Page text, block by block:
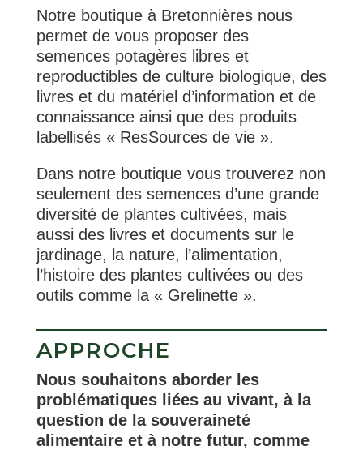
Notre boutique à Bretonnières nous
permet de vous proposer des
semences potagères libres et
reproductibles de culture biologique, des
livres et du matériel d’information et de
connaissance ainsi que des produits
labellisés « ResSources de vie ».
Dans notre boutique vous trouverez non
seulement des semences d’une grande
diversité de plantes cultivées, mais
aussi des livres et documents sur le
jardinage, la nature, l’alimentation,
l’histoire des plantes cultivées ou des
outils comme la « Grelinette ».
APPROCHE
Nous souhaitons aborder les
problématiques liées au vivant, à la
question de la souveraineté
alimentaire et à notre futur, comme